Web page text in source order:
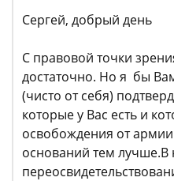
Сергей, добрый день
С правовой точки
достаточно. Но я бы
(чисто от себя)
которые у Вас есть и
освобождения от
оснований тем лучше.В